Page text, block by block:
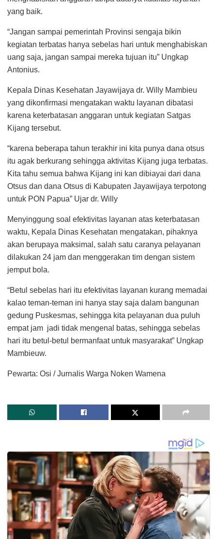
yang baik.
“Jangan sampai pemerintah Provinsi sengaja bikin
kegiatan terbatas hanya sebelas hari untuk menghabiskan
uang saja, jangan sampai mereka tujuan itu” Ungkap
Antonius.
Kepala Dinas Kesehatan Jayawijaya dr. Willy Mambieu
yang dikonfirmasi mengatakan waktu layanan dibatasi
karena keterbatasan anggaran untuk kegiatan Satgas
Kijang tersebut.
“karena beberapa tahun terakhir ini kita punya dana otsus
itu agak berkurang sehingga aktivitas Kijang juga terbatas.
Kita tahu semua bahwa Kijang ini kan dibiayai dari dana
Otsus dan dana Otsus di Kabupaten Jayawijaya terpotong
untuk PON Papua” Ujar dr. Willy
Menyinggung soal efektivitas layanan atas keterbatasan
waktu, Kepala Dinas Kesehatan mengatakan, pihaknya
akan berupaya maksimal, salah satu caranya pelayanan
dilakukan 24 jam dan menggerakan tim dengan sistem
jemput bola.
“Betul sebelas hari itu efektivitas layanan kurang memadai
kalao teman-teman ini hanya stay saja dalam bangunan
gedung Puskesmas, sehingga kita pelayanan dua puluh
empat jam jadi tidak mengenal batas, sehingga sebelas
hari itu betul-betul bermanfaat untuk masyarakat” Ungkap
Mambieuw.
Pewarta: Osi / Jurnalis Warga Noken Wamena